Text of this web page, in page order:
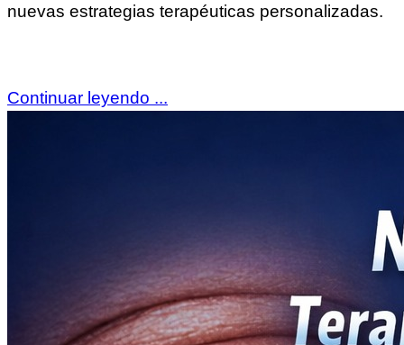
nuevas estrategias terapéuticas personalizadas.
Continuar leyendo ...